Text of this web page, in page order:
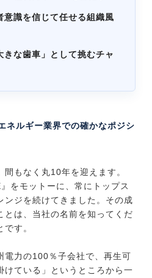
意識を信じて任せる組織風
きな歯車」として挑むチャ
ネルギー業界での確かなポジシ
もなく丸10年を迎えます。
をモットーに、常にトップス
ンジを続けてきました。その成
とは、当社の名前を知ってくだ
す。
電力の100％子会社で、再生可
けている」というところから一